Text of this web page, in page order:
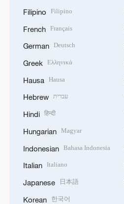
Filipino Filipino
French Français
German Deutsch
Greek Ελληνικά
Hausa Hausa
Hebrew עברית
Hindi हिन्दी
Hungarian Magyar
Indonesian Bahasa Indonesia
Italian Italiano
Japanese 日本語
Korean 한국어